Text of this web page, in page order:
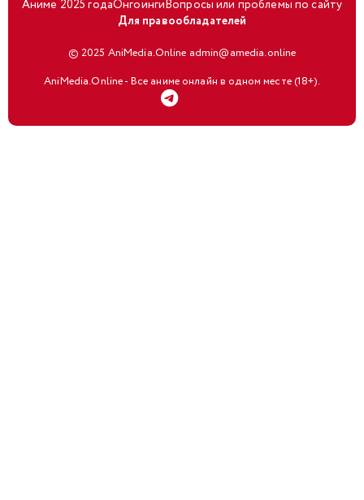
Аниме 2025 годаОнгоингиВопросы или проблемы по сайту
Для правообладателей
© 2025 AniMedia.Online admin@amedia.online
AniMedia.Online - Все аниме онлайн в одном месте (18+).